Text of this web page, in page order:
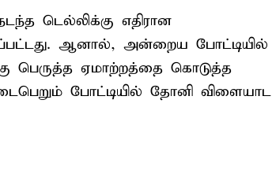
டெல்லிக்கு எதிரான
ஆனால், அன்றைய போட்டியில்
பெருத்த ஏமாற்றத்தை கொடுத்த
போட்டியில் தோனி விளையாட